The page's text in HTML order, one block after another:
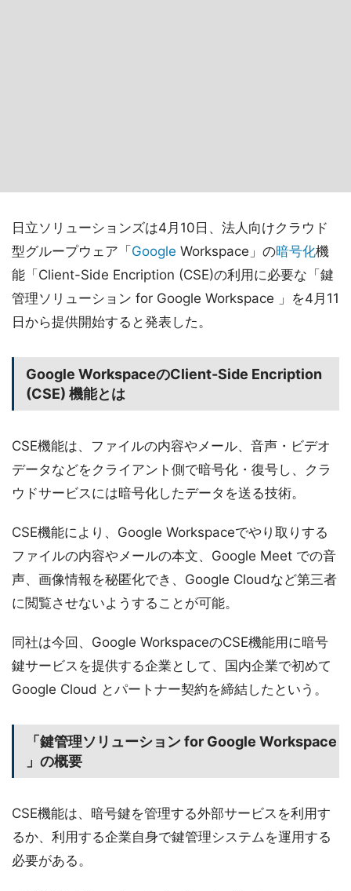
日立ソリューションズは4月10日、法人向けクラウド
型グループウェア「 Google Workspace」の暗号化機
能「Client-Side Encription (CSE)の利用に必要な「鍵
管理ソリューション for Google Workspace 」を4月11
日から提供開始すると発表した。
Google WorkspaceのClient-Side Encription
(CSE) 機能とは
CSE機能は、ファイルの内容やメール、音声・ビデオ
データなどをクライアント側で暗号化・復号し、クラ
ウドサービスには暗号化したデータを送る技術。
CSE機能により、Google Workspaceでやり取りする
ファイルの内容やメールの本文、Google Meet での音
声、画像情報を秘匿化でき、Google Cloudなど第三者
に閲覧させないようすることが可能。
同社は今回、Google WorkspaceのCSE機能用に暗号
鍵サービスを提供する企業として、国内企業で初めて
Google Cloud とパートナー契約を締結したという。
「鍵管理ソリューション for Google Workspace
」の概要
CSE機能は、暗号鍵を管理する外部サービスを利用す
るか、利用する企業自身で鍵管理システムを運用する
必要がある。